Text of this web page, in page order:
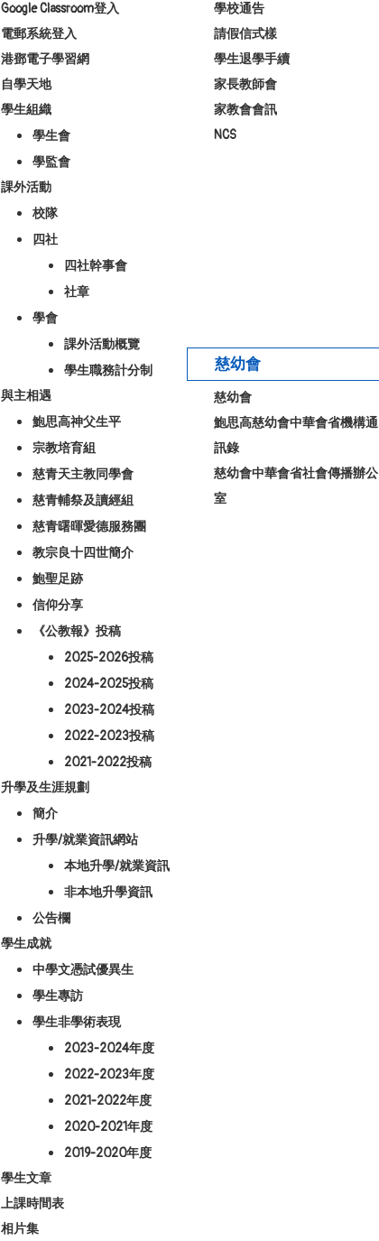
Google Classroom登入
電郵系統登入
港鄧電子學習網
自學天地
學生組織
學生會
學監會
課外活動
校隊
四社
四社幹事會
社章
學會
課外活動概覽
學生職務計分制
與主相遇
鮑思高神父生平
宗教培育組
慈青天主教同學會
慈青輔祭及讀經組
慈青曙暉愛德服務團
教宗良十四世簡介
鮑聖足跡
信仰分享
《公教報》投稿
2025-2026投稿
2024-2025投稿
2023-2024投稿
2022-2023投稿
2021-2022投稿
升學及生涯規劃
簡介
升學/就業資訊網站
本地升學/就業資訊
非本地升學資訊
公告欄
學生成就
中學文憑試優異生
學生專訪
學生非學術表現
2023-2024年度
2022-2023年度
2021-2022年度
2020-2021年度
2019-2020年度
學生文章
上課時間表
相片集
學校通告
請假信式樣
學生退學手續
家長教師會
家教會會訊
NCS
慈幼會
慈幼會
鮑思高慈幼會中華會省機構通
訊錄
慈幼會中華會省社會傳播辦公
室